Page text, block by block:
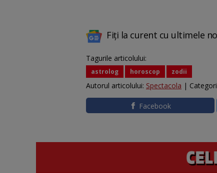
Fiți la curent cu ultimele
Tagurile articolului:
astrolog horoscop zodii
Autorul articolului: Spectacola |
Facebook